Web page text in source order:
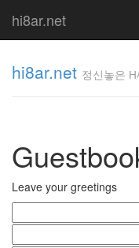
hi8ar.net
hi8ar.net 정신놓은
Leave your greetings
씨..@_@''
hi8ar
Tag